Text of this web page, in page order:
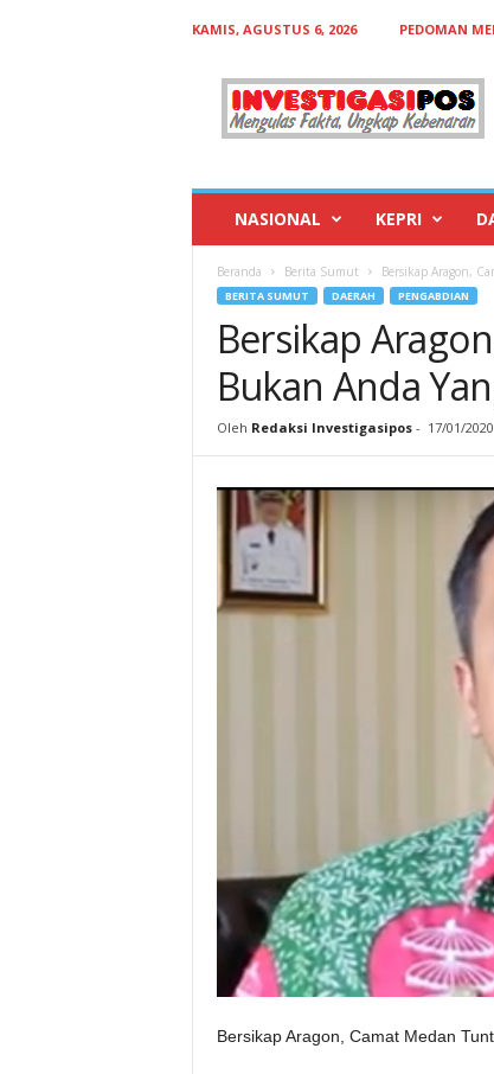
KAMIS, AGUSTUS 6, 2026 PEDOMAN
NASIONAL KEPRI
Beranda Berita Sumut Bersikap Aragon,
BERITA SUMUT DAERAH PENGABDIAN
Bersikap
Bukan Anda
Oleh Redaksi Investigasipos- 17/01/2020
Bersikap Aragon, Camat Medan